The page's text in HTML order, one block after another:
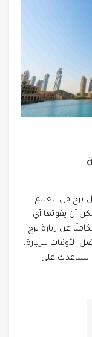
برج في العالم
لا يمكن أن يفوتها أي
عن زيارة برج
الأوقات للزيارة،
تساعدك على